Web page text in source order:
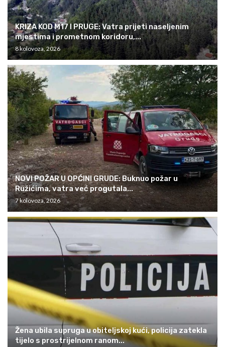
KRIZA KOD M17 I PRUGE: Vatra prijeti naseljenim
mjestima i prometnom koridoru,...
8 kolovoza, 2026
NOVI POŽAR U OPĆINI GRUDE: Buknuo požar u
Ružićima, vatra već progutala...
7 kolovoza, 2026
Žena ubila supruga u obiteljskoj kući, policija zatekla
tijelo s prostrijelnom ranom...